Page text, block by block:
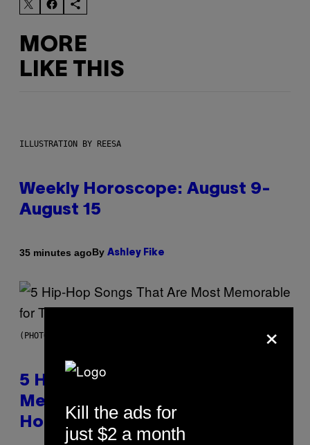
MORE
LIKE THIS
ILLUSTRATION BY REESA
Weekly Horoscope: August 9-
August 15
35 minutes agoBy Ashley Fike
(PHOTO BY STEVE GRANITZ/WIREIMAGE)
5 Hip-Hop Songs That Are Most
Memorable for Their Classic
Hooks
×
Kill the ads for
just $2 a month